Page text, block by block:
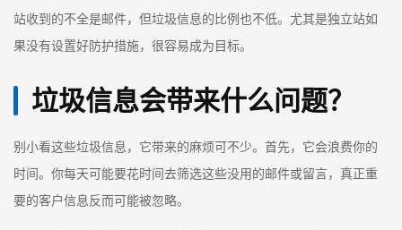
站收到的不全是邮件，但垃圾信息的比例也不低。尤其是独立站如
果没有设置好防护措施，很容易成为目标。
垃圾信息会带来什么问题？
别小看这些垃圾信息，它带来的麻烦可不少。首先，它会浪费你的
时间。你每天可能要花时间去筛选这些没用的邮件或留言，真正重
要的客户信息反而可能被忽略。